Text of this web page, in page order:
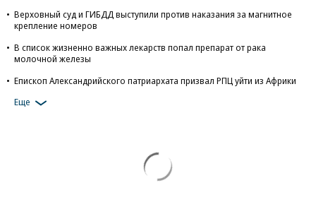
Верховный суд и ГИБДД выступили против наказания за магнитное
крепление номеров
В список жизненно важных лекарств попал препарат от рака
молочной железы
Епископ Александрийского патриархата призвал РПЦ уйти из Африки
Еще